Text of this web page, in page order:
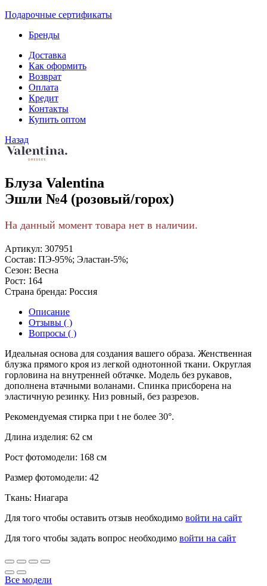
Подарочные сертификаты
Бренды
Доставка
Как оформить
Возврат
Оплата
Кредит
Контакты
Купить оптом
Назад
Блуза Valentina
Эшли №4 (розовый/горох)
На данный момент товара нет в наличии.
Артикул: 307951
Состав: ПЭ-95%; Эластан-5%;
Сезон: Весна
Рост: 164
Страна бренда: Россия
Описание
Отзывы ( )
Вопросы ( )
Идеальная основа для создания вашего образа. Женственная
блузка прямого кроя из легкой однотонной ткани. Округлая
горловина на внутренней обтачке. Модель без рукавов,
дополнена втачными воланами. Спинка присборена на
эластичную резинку. Низ ровный, без разрезов.
Рекомендуемая стирка при t не более 30°.
Длина изделия: 62 см
Рост фотомодели: 168 см
Размер фотомодели: 42
Ткань: Ниагара
Для того чтобы оставить отзыв необходимо войти на сайт
Для того чтобы задать вопрос необходимо войти на сайт
Все модели